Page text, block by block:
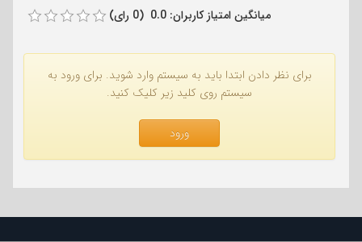
میانگین امتیاز کاربران: 0.0 (0 رای)
برای نظر دادن ابتدا باید به سیستم وارد شوید. برای ورود به
سیستم روی کلید زیر کلیک کنید.
ورود